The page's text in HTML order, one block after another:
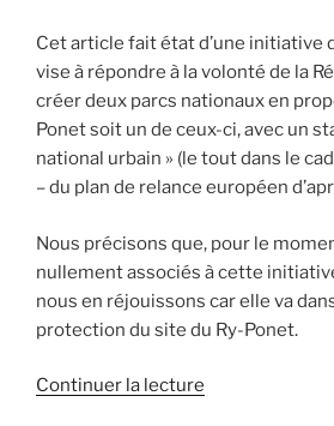
Cet article fait état d’une initiative
vise à répondre à la volonté de la
créer deux parcs nationaux en
Ponet soit un de ceux-ci, avec un
national urbain » (le tout dans le
– du plan de relance européen
Nous précisons que, pour le
nullement associés à cette
nous en réjouissons car elle va
protection du site du Ry-Ponet.
Continuer la lecture